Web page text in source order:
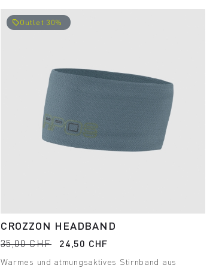
local_offerOutlet 30%
CROZZON HEADBAND
35,00 CHF 24,50 CHF
Warmes und atmungsaktives Stirnband aus